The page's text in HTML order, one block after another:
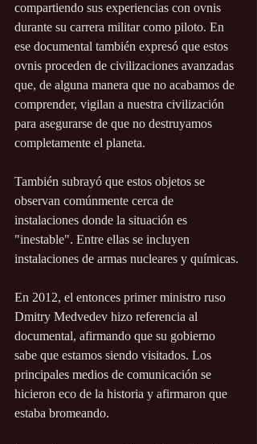
compartiendo sus experiencias con ovnis
durante su carrera militar como piloto. En
ese documental también expresó que estos
ovnis proceden de civilizaciones avanzadas
que, de alguna manera que no acabamos de
comprender, vigilan a nuestra civilización
para asegurarse de que no destruyamos
completamente el planeta.
También subrayó que estos objetos se
observan comúnmente cerca de
instalaciones donde la situación es
"inestable". Entre ellas se incluyen
instalaciones de armas nucleares y químicas.
En 2012, el entonces primer ministro ruso
Dmitry Medvedev hizo referencia al
documental, afirmando que su gobierno
sabe que estamos siendo visitados. Los
principales medios de comunicación se
hicieron eco de la historia y afirmaron que
estaba bromeando.